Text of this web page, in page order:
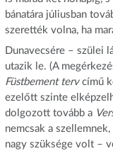
bánatára júliusban
szerették volna, ha
Dunavecsére – szülei
utazik le. (A
Füstbement tervcímű
ezelőtt szinte
dolgozott tovább a
nemcsak a
nagy szüksége volt –